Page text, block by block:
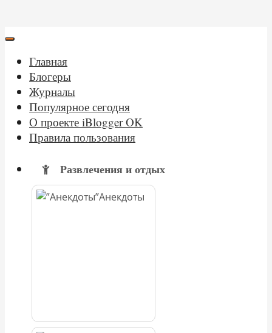
Главная
Блогеры
Журналы
Популярное сегодня
О проекте iBlogger OK
Правила пользования
Развлечения и отдых
Анекдоты